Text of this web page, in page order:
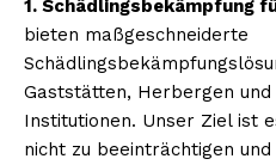
1. Schädlingsbekämpfung
bieten maßgeschneiderte
Gaststätten, Herbergen
Institutionen. Unser Ziel ist
nicht zu beeinträchtigen